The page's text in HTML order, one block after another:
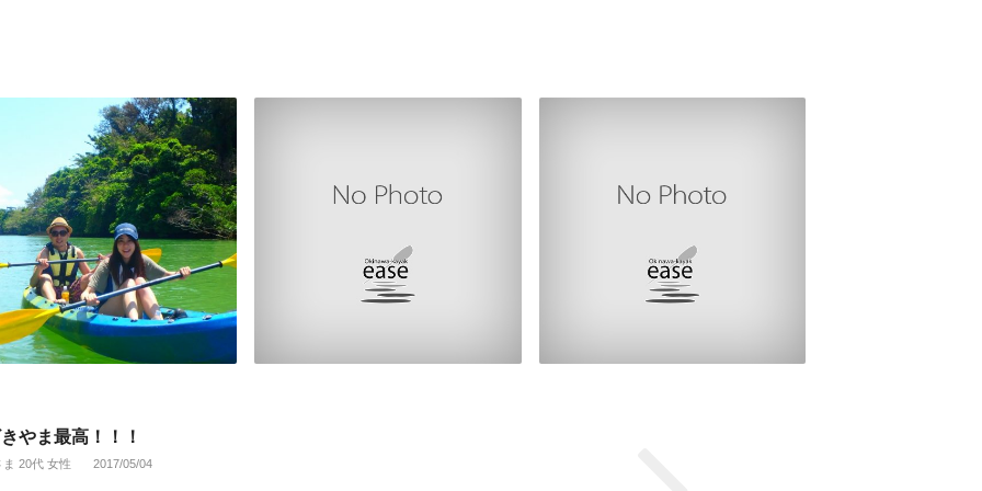
やま最高！！！
ま 20代 女性 2017/05/04